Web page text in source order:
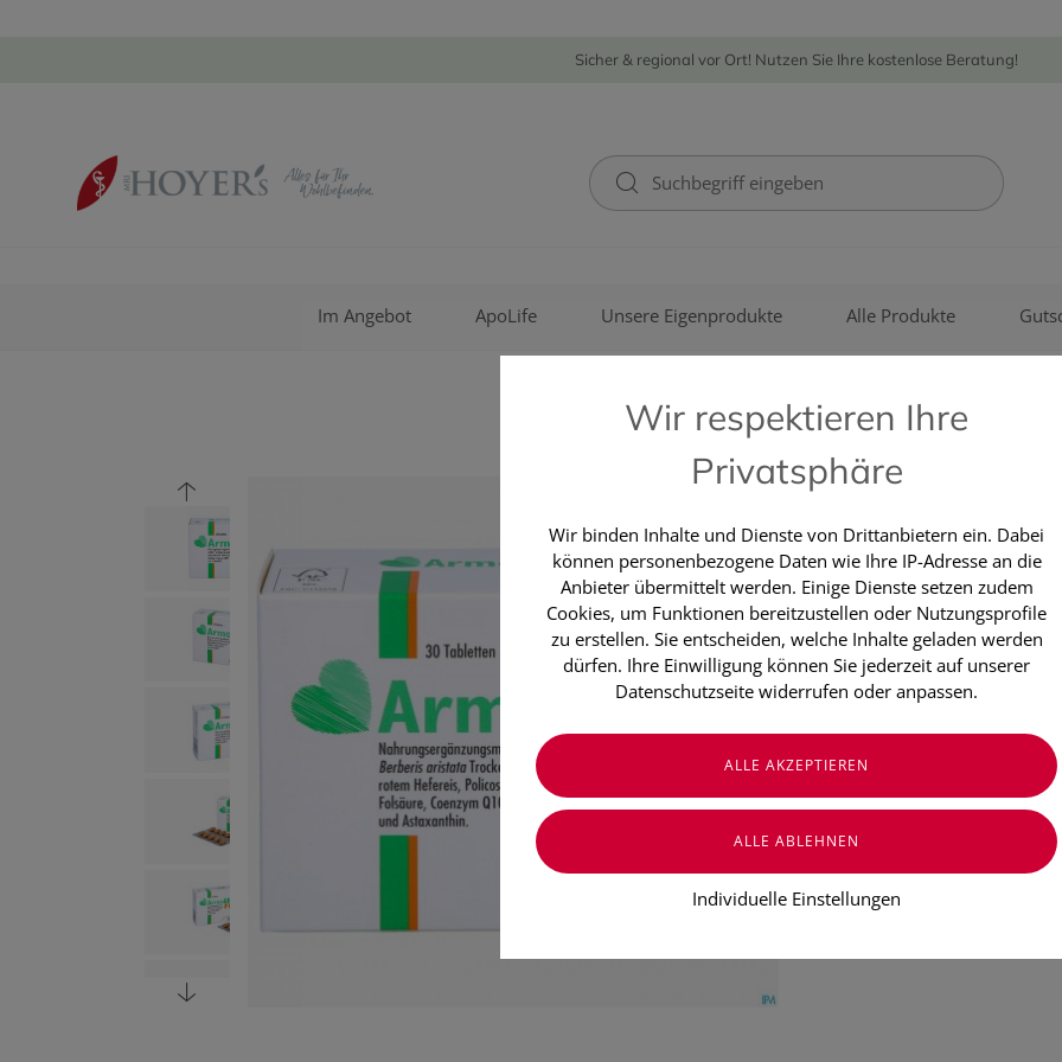
Sicher & regional vor Ort! Nutzen Sie Ihre kostenlose Beratung!
Im Angebot ApoLife Unsere Eigenprodukte Alle Produkte
COOPER CONSUMER
Armolipid
Stück
€ 26,50
zzgl. Versandkosten
Wir respektieren Ihre
Privatsphäre
Wir binden Inhalte und Dienste von Drittanbietern ein. Dabei
können personenbezogene Daten wie Ihre IP-Adresse an die
Anbieter übermittelt werden. Einige Dienste setzen zudem
Cookies, um Funktionen bereitzustellen oder Nutzungsprofile
zu erstellen. Sie entscheiden, welche Inhalte geladen werden
dürfen. Ihre Einwilligung können Sie jederzeit auf unserer
Datenschutzseite widerrufen oder anpassen.
Individuelle Einstellungen